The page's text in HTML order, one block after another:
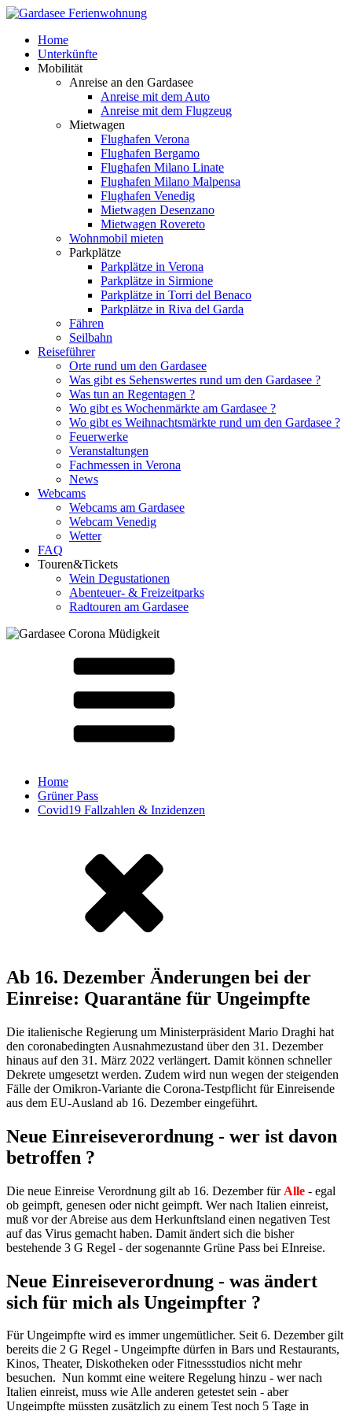
Home
Unterkünfte
Mobilität
Anreise an den Gardasee
Anreise mit dem Auto
Anreise mit dem Flugzeug
Mietwagen
Flughafen Verona
Flughafen Bergamo
Flughafen Milano Linate
Flughafen Milano Malpensa
Flughafen Venedig
Mietwagen Desenzano
Mietwagen Rovereto
Wohnmobil mieten
Parkplätze
Parkplätze in Verona
Parkplätze in Sirmione
Parkplätze in Torri del Benaco
Parkplätze in Riva del Garda
Fähren
Seilbahn
Reiseführer
Orte rund um den Gardasee
Was gibt es Sehenswertes rund um den Gardasee ?
Was tun an Regentagen ?
Wo gibt es Wochenmärkte am Gardasee ?
Wo gibt es Weihnachtsmärkte rund um den Gardasee ?
Feuerwerke
Veranstaltungen
Fachmessen in Verona
News
Webcams
Webcams am Gardasee
Webcam Venedig
Wetter
FAQ
Touren&Tickets
Wein Degustationen
Abenteuer- & Freizeitparks
Radtouren am Gardasee
Home
Grüner Pass
Covid19 Fallzahlen & Inzidenzen
Ab 16. Dezember Änderungen bei der
Einreise: Quarantäne für Ungeimpfte
Die italienische Regierung um Ministerpräsident Mario Draghi hat
den coronabedingten Ausnahmezustand über den 31. Dezember
hinaus auf den 31. März 2022 verlängert. Damit können schneller
Dekrete umgesetzt werden. Zudem wird nun wegen der steigenden
Fälle der Omikron-Variante die Corona-Testpflicht für Einreisende
aus dem EU-Ausland ab 16. Dezember eingeführt.
Neue Einreiseverordnung - wer ist davon
betroffen ?
Die neue Einreise Verordnung gilt ab 16. Dezember für Alle - egal
ob geimpft, genesen oder nicht geimpft. Wer nach Italien einreist,
muß vor der Abreise aus dem Herkunftsland einen negativen Test
auf das Virus gemacht haben. Damit ändert sich die bisher
bestehende 3 G Regel - der sogenannte Grüne Pass bei EInreise.
Neue Einreiseverordnung - was ändert
sich für mich als Ungeimpfter ?
Für Ungeimpfte wird es immer ungemütlicher. Seit 6. Dezember gilt
bereits die 2 G Regel - Ungeimpfte dürfen in Bars und Restaurants,
Kinos, Theater, Diskotheken oder Fitnessstudios nicht mehr
besuchen. Nun kommt eine weitere Regelung hinzu - wer nach
Italien einreist, muss wie Alle anderen getestet sein - aber
Ungeimpfte müssten zusätzlich zu einem Test noch 5 Tage in